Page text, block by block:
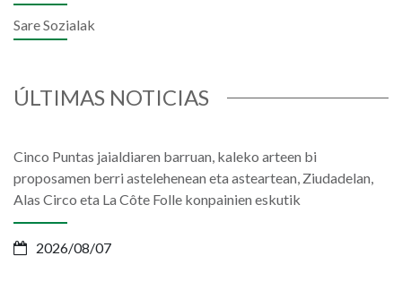
Sare Sozialak
ÚLTIMAS NOTICIAS
Cinco Puntas jaialdiaren barruan, kaleko arteen bi
proposamen berri astelehenean eta asteartean, Ziudadelan,
Alas Circo eta La Côte Folle konpainien eskutik
2026/08/07